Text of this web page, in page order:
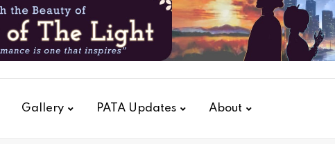
Nusantara di Acaraki
KAI Services Gelar Training
Lounge
Gallery PATA Updates About